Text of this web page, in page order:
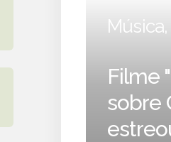
Filme
sobre